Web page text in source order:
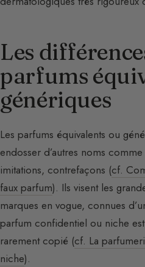
Les
parfums
génériques
Les parfums équivalents ou
endosser d’autres noms
imitations, contrefaçons (cf.
faux parfum). Ils visent les
marques en vogue, connues
parfum confidentiel ou niche
rarement copié (cf. La
niche).